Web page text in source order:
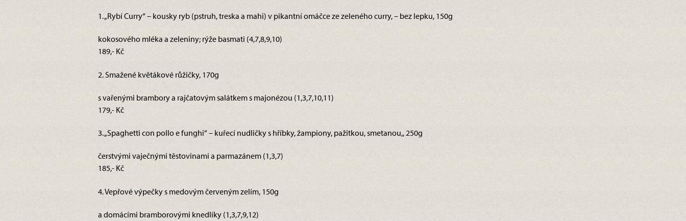
1. „Rybí Curry“ – kousky ryb (pstruh, treska a mahi) v pikantní omáčce ze zeleného curry, – bez lepku, 150g
kokosového mléka a zeleniny; rýže basmati (4,7,8,9,10)
189,- Kč
2. Smažené květákové růžičky, 170g
s vařenými brambory a rajčatovým salátkem s majonézou (1,3,7,10,11)
179,- Kč
3. „Spaghetti con pollo e funghi“ – kuřecí nudličky s hříbky, žampiony, pažitkou, smetanou,, 250g
čerstvými vaječnými těstovinami a parmazánem (1,3,7)
185,- Kč
4. Vepřové výpečky s medovým červeným zelím, 150g
a domácími bramborovými knedlíky (1,3,7,9,12)